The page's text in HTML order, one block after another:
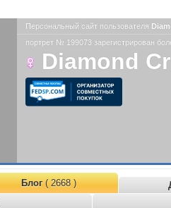
Персональный сайт пользователя
портрет № 199073 зарегистрирован
Diamond
Блог( 2668 )